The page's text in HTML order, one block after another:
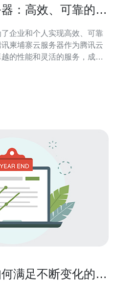
：高效、可靠的托
企业和个人实现高效、可靠
柬埔寨云服务器作为腾讯云
的性能和灵活的服务，成为
腾讯柬埔寨云服
满足不断变化的业